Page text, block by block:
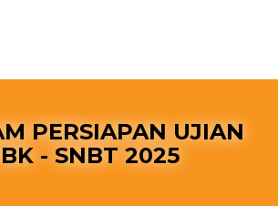
PERSIAPAN UJIAN
- SNBT 2025